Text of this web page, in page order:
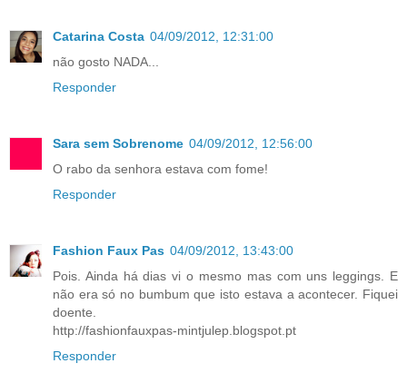
Catarina Costa 04/09/2012, 12:31:00
não gosto NADA...
Responder
Sara sem Sobrenome 04/09/2012, 12:56:00
O rabo da senhora estava com fome!
Responder
Fashion Faux Pas 04/09/2012, 13:43:00
Pois. Ainda há dias vi o mesmo mas com uns leggings. E
não era só no bumbum que isto estava a acontecer. Fiquei
doente.
http://fashionfauxpas-mintjulep.blogspot.pt
Responder